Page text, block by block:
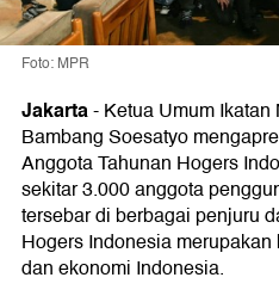
Foto: MPR
Jakarta-Ketua Umum
Bambang Soesatyo
Anggota Tahunan Hogers
sekitar 3.000 anggota
tersebar di berbagai penjuru
Hogers Indonesia
dan ekonomi Indonesia.